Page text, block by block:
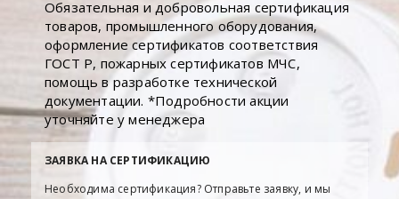
Обязательная и добровольная сертификация
товаров, промышленного оборудования,
оформление сертификатов соответствия
ГОСТ Р, пожарных сертификатов МЧС,
помощь в разработке технической
документации. *Подробности акции
уточняйте у менеджера
ЗАЯВКА НА СЕРТИФИКАЦИЮ
Необходима сертификация? Отправьте заявку, и мы